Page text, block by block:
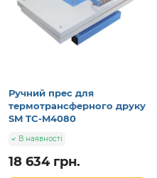
Ручний прес для
термотрансферного друку
SM TC-M4080
В наявності
18 634 грн.